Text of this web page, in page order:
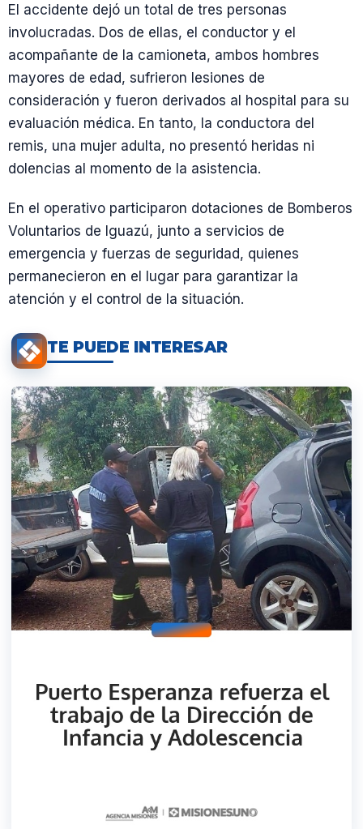
El accidente dejó un total de tres personas
involucradas. Dos de ellas, el conductor y el
acompañante de la camioneta, ambos hombres
mayores de edad, sufrieron lesiones de
consideración y fueron derivados al hospital para su
evaluación médica. En tanto, la conductora del
remis, una mujer adulta, no presentó heridas ni
dolencias al momento de la asistencia.
En el operativo participaron dotaciones de Bomberos
Voluntarios de Iguazú, junto a servicios de
emergencia y fuerzas de seguridad, quienes
permanecieron en el lugar para garantizar la
atención y el control de la situación.
TE PUEDE INTERESAR